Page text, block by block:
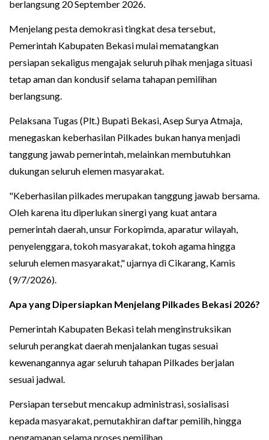
berlangsung 20 September 2026.
Menjelang pesta demokrasi tingkat desa tersebut,
Pemerintah Kabupaten Bekasi mulai mematangkan
persiapan sekaligus mengajak seluruh pihak menjaga situasi
tetap aman dan kondusif selama tahapan pemilihan
berlangsung.
Pelaksana Tugas (Plt.) Bupati Bekasi, Asep Surya Atmaja,
menegaskan keberhasilan Pilkades bukan hanya menjadi
tanggung jawab pemerintah, melainkan membutuhkan
dukungan seluruh elemen masyarakat.
"Keberhasilan pilkades merupakan tanggung jawab bersama.
Oleh karena itu diperlukan sinergi yang kuat antara
pemerintah daerah, unsur Forkopimda, aparatur wilayah,
penyelenggara, tokoh masyarakat, tokoh agama hingga
seluruh elemen masyarakat," ujarnya di Cikarang, Kamis
(9/7/2026).
Apa yang Dipersiapkan Menjelang Pilkades Bekasi 2026?
Pemerintah Kabupaten Bekasi telah menginstruksikan
seluruh perangkat daerah menjalankan tugas sesuai
kewenangannya agar seluruh tahapan Pilkades berjalan
sesuai jadwal.
Persiapan tersebut mencakup administrasi, sosialisasi
kepada masyarakat, pemutakhiran daftar pemilih, hingga
pengamanan selama proses pemilihan.